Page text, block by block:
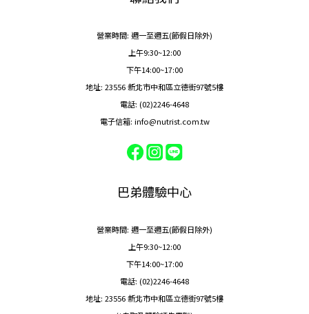
營業時間: 週一至週五(節假日除外)
上午9:30~12:00
下午14:00~17:00
地址: 23556 新北市中和區立德街97號5樓
電話: (02)2246-4648
電子信箱: info@nutrist.com.tw
巴弟體驗中心
營業時間: 週一至週五(節假日除外)
上午9:30~12:00
下午14:00~17:00
電話: (02)2246-4648
地址: 23556 新北市中和區立德街97號5樓